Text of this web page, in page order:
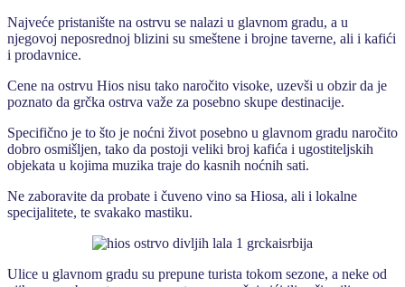
Najveće pristanište na ostrvu se nalazi u glavnom gradu, a u
njegovoj neposrednoj blizini su smeštene i brojne taverne, ali i kafići
i prodavnice.
Cene na ostrvu Hios nisu tako naročito visoke, uzevši u obzir da je
poznato da grčka ostrva važe za posebno skupe destinacije.
Specifično je to što je noćni život posebno u glavnom gradu naročito
dobro osmišljen, tako da postoji veliki broj kafića i ugostiteljskih
objekata u kojima muzika traje do kasnih noćnih sati.
Ne zaboravite da probate i čuveno vino sa Hiosa, ali i lokalne
specijalitete, te svakako mastiku.
Ulice u glavnom gradu su prepune turista tokom sezone, a neke od